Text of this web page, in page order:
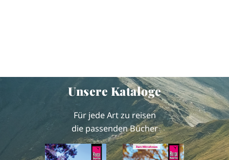
Unsere Kataloge
Für jede Art zu reisen
die passenden Bücher